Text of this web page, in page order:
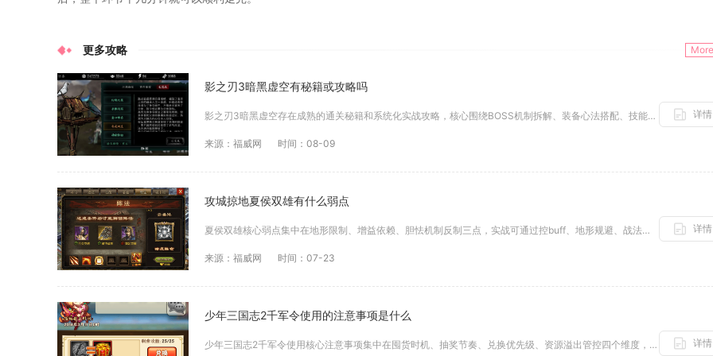
更多攻略
影之刃3暗黑虚空有秘籍或攻略吗
影之刃3暗黑虚空存在成熟的通关秘籍和系统化实战攻略，核心围绕BOSS机制拆解、装备心法搭配、技能链构建以及场景应对思路展...
来源：福威网 时间：08-09
详情
攻城掠地夏侯双雄有什么弱点
夏侯双雄核心弱点集中在地形限制、增益依赖、胆怯机制反制三点，实战可通过控buff、地形规避、战法驱散稳定压制这套联合觉醒...
来源：福威网 时间：07-23
详情
少年三国志2千军令使用的注意事项是什么
少年三国志2千军令使用核心注意事项集中在囤货时机、抽奖节奏、兑换优先级、资源溢出管控四个维度，随意零散消耗会大幅拉低养成... 详情